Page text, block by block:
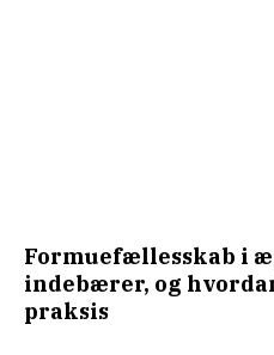
Formuefællesskab i
indebærer, og
praksis